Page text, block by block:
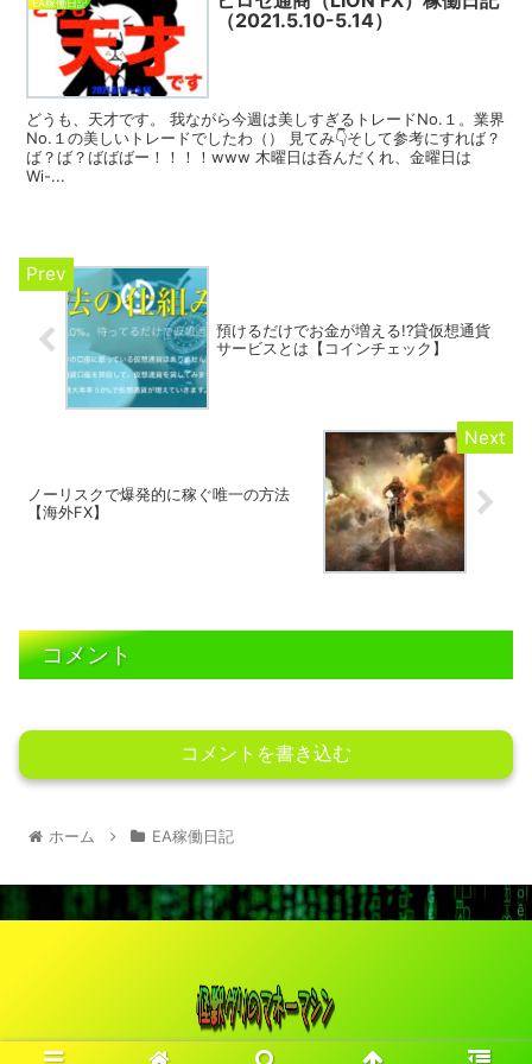
EA稼働日記
（2021.5.10-5.14）
どうも、天才です。 我ながら今週は美しすぎるトレードNo.１。業界
No.１の美しいトレードでしたわ（） 見てみ👇そして参考にすれば？
ば？ば？ばばばー！！！！www 木曜日は呑んだくれ、金曜日は
Wi-...
預けるだけでお金が増える!?貸仮想通貨
サービスとは【コインチェック】
ノーリスクで爆発的に稼ぐ唯一の方法
【海外FX】
コメント
コメントを書き込む
ホーム EA稼働日記